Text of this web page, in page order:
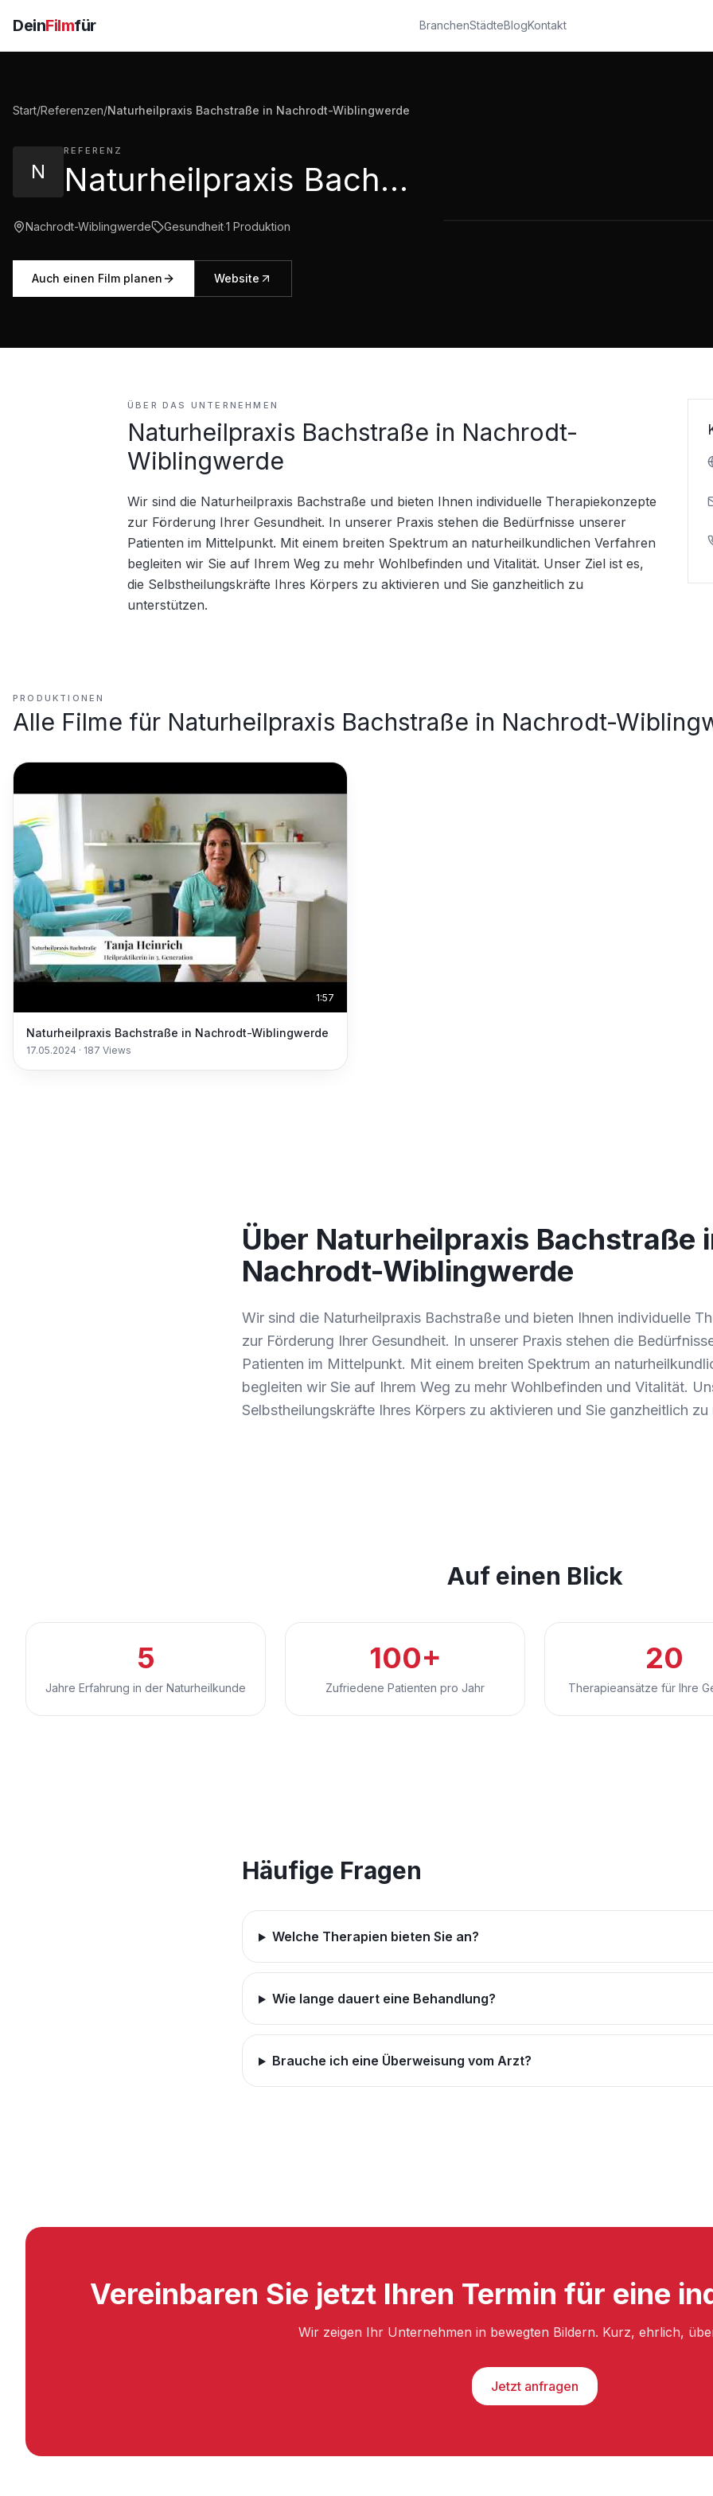
DeinFilmfür BranchenStädteBlogKontakt
Start/Referenzen/Naturheilpraxis Bachstraße in Nachrodt-Wiblingwerde
N
REFERENZ
Naturheilpraxis Bachstraße in Nachrodt-Wiblingwerde
Nachrodt-Wiblingwerde Gesundheit·1 Produktion
Auch einen Film planen Website
ÜBER DAS UNTERNEHMEN
Naturheilpraxis Bachstraße in Nachrodt-
Wiblingwerde
Wir sind die Naturheilpraxis Bachstraße und bieten Ihnen individuelle Therapiekonzepte
zur Förderung Ihrer Gesundheit. In unserer Praxis stehen die Bedürfnisse unserer
Patienten im Mittelpunkt. Mit einem breiten Spektrum an naturheilkundlichen Verfahren
begleiten wir Sie auf Ihrem Weg zu mehr Wohlbefinden und Vitalität. Unser Ziel ist es,
die Selbstheilungskräfte Ihres Körpers zu aktivieren und Sie ganzheitlich zu
unterstützen.
PRODUKTIONEN
Alle Filme für Naturheilpraxis Bachstraße in Nachrodt-
1:57
Naturheilpraxis Bachstraße in Nachrodt-Wiblingwerde
17.05.2024 · 187 Views
Über Naturheilpraxis Bachstraße
Nachrodt-Wiblingwerde
Wir sind die Naturheilpraxis Bachstraße und bieten Ihnen individuelle
zur Förderung Ihrer Gesundheit. In unserer Praxis stehen die
Patienten im Mittelpunkt. Mit einem breiten Spektrum an
begleiten wir Sie auf Ihrem Weg zu mehr Wohlbefinden und Vitalität.
Selbstheilungskräfte Ihres Körpers zu aktivieren und Sie ganzheitlich zu
Auf einen Blick
5
Jahre Erfahrung in der Naturheilkunde
100+
Zufriedene Patienten pro Jahr
20
Therapieansätze für Ihre
Häufige Fragen
Welche Therapien bieten Sie an?
Wie lange dauert eine Behandlung?
Brauche ich eine Überweisung vom Arzt?
Vereinbaren Sie jetzt Ihren Termin für eine
Wir zeigen Ihr Unternehmen in bewegten Bildern. Kurz, ehrlich,
Jetzt anfragen